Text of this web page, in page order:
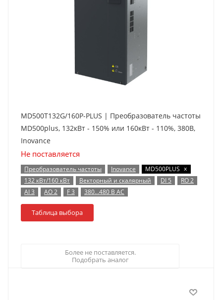
MD500T132G/160P-PLUS | Преобразователь частоты
MD500plus, 132кВт - 150% или 160кВт - 110%, 380В,
Inovance
Не поставляется
Преобразователь частоты Inovance MD500PLUS x
132 кВт/160 кВт
Векторный и скалярный DI 5
RO 2
AI 3
AO 2 F 3 380…480 В AC
Таблица выбора
Более не поставляется.
Подобрать аналог